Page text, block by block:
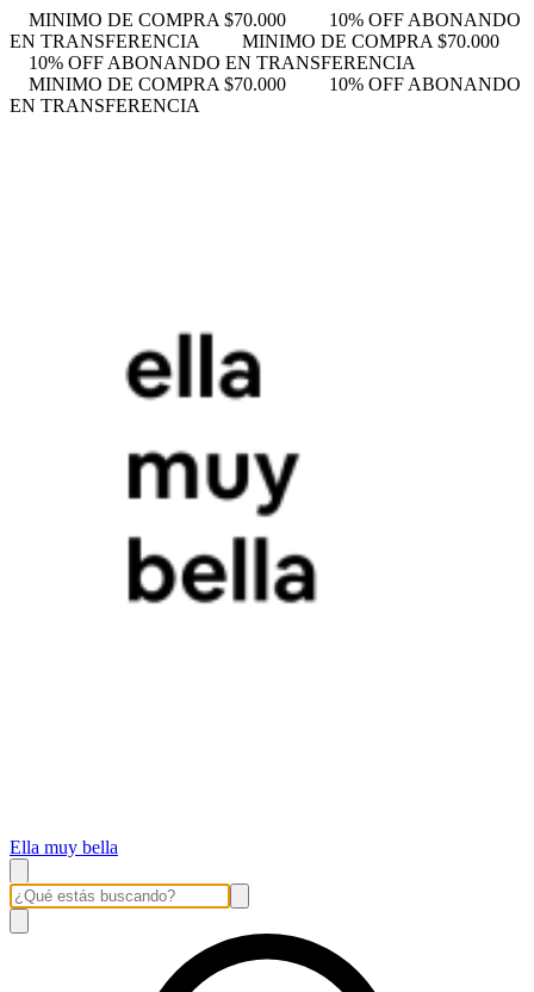
MINIMO DE COMPRA $70.000
10% OFF ABONANDO
EN TRANSFERENCIA
MINIMO DE COMPRA $70.000
10% OFF ABONANDO EN TRANSFERENCIA
MINIMO DE COMPRA $70.000
10% OFF ABONANDO
EN TRANSFERENCIA
Ella muy bella